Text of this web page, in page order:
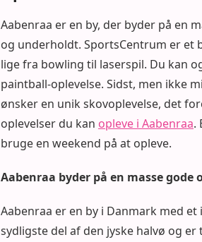
Aabenraa er en by, der byder på en
og underholdt. SportsCentrum er et
lige fra bowling til laserspil. Du kan
paintball-oplevelse. Sidst, men ikke
ønsker en unik skovoplevelse, det
oplevelser du kan opleve i Aabenraa.
bruge en weekend på at opleve.
Aabenraa byder på en masse gode
Aabenraa er en by i Danmark med
sydligste del af den jyske halvø og